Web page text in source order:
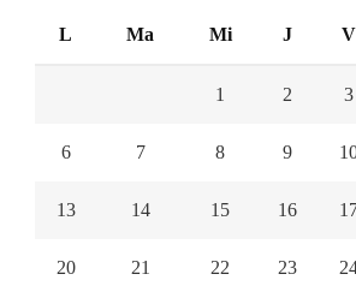
L Ma Mi J V
1 2 3
6 7 8 9
13 14 15 16
20 21 22 23